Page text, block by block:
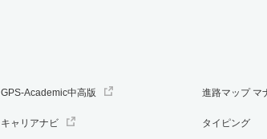
GPS-Academic中高版
キャリアナビ
進路マップ マ
タイピング